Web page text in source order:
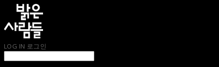
LOG IN 로그인